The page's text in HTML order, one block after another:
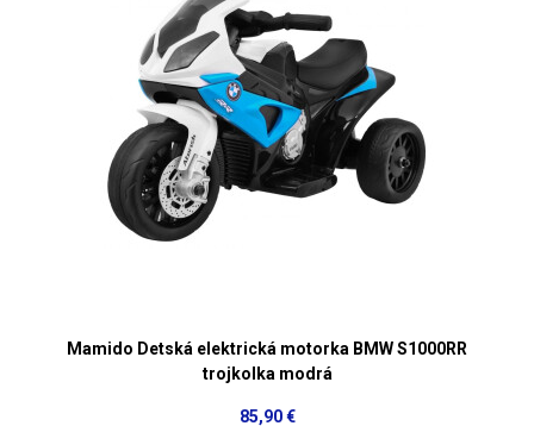
Mamido Detská elektrická motorka BMW S1000RR
trojkolka modrá
85,90 €